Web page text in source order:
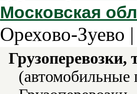
Московская
Орехово-Зуево
(автомобильные